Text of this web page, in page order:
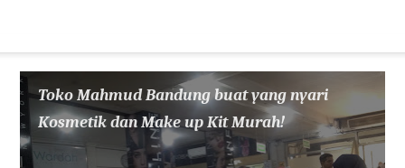
Toko Mahmud Bandung buat yang nyari
Kosmetik dan Make up Kit Murah!